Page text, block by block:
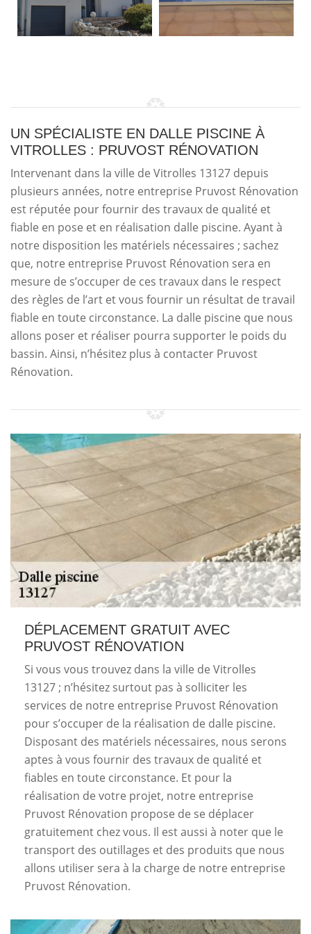
UN SPÉCIALISTE EN DALLE PISCINE À
VITROLLES : PRUVOST RÉNOVATION
Intervenant dans la ville de Vitrolles 13127 depuis
plusieurs années, notre entreprise Pruvost Rénovation
est réputée pour fournir des travaux de qualité et
fiable en pose et en réalisation dalle piscine. Ayant à
notre disposition les matériels nécessaires ; sachez
que, notre entreprise Pruvost Rénovation sera en
mesure de s’occuper de ces travaux dans le respect
des règles de l’art et vous fournir un résultat de travail
fiable en toute circonstance. La dalle piscine que nous
allons poser et réaliser pourra supporter le poids du
bassin. Ainsi, n’hésitez plus à contacter Pruvost
Rénovation.
DÉPLACEMENT GRATUIT AVEC
PRUVOST RÉNOVATION
Si vous vous trouvez dans la ville de Vitrolles
13127 ; n’hésitez surtout pas à solliciter les
services de notre entreprise Pruvost Rénovation
pour s’occuper de la réalisation de dalle piscine.
Disposant des matériels nécessaires, nous serons
aptes à vous fournir des travaux de qualité et
fiables en toute circonstance. Et pour la
réalisation de votre projet, notre entreprise
Pruvost Rénovation propose de se déplacer
gratuitement chez vous. Il est aussi à noter que le
transport des outillages et des produits que nous
allons utiliser sera à la charge de notre entreprise
Pruvost Rénovation.